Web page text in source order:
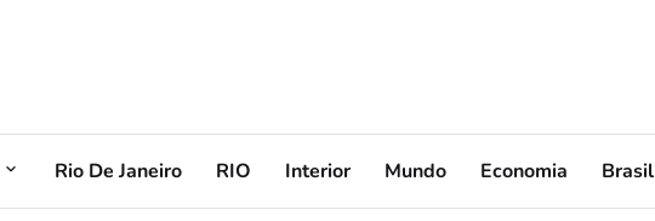
Rio De Janeiro RIO Interior Mundo Economia Brasil